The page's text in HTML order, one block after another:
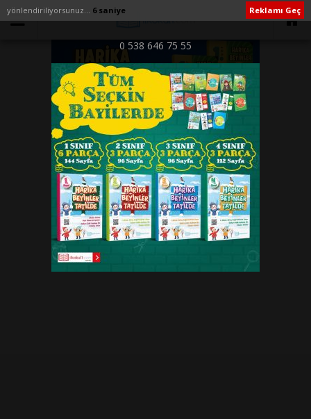
yönlendiriliyorsunuz... 6 saniye Reklamı Geç
0 538 646 75 55